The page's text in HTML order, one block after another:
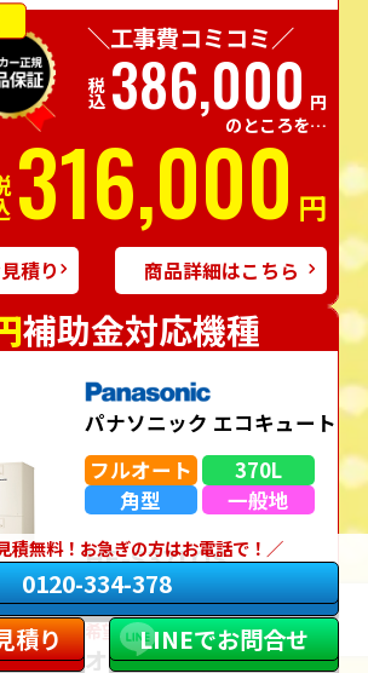
＼工事費コミコミ／
税込 386,000 円
のところを…
316,000 円
積り 商品詳細はこちら
補助金対応機種
パナソニック エコキュート
フルオート
370L
角型
一般地
HE-S37LQS
（リモコン・脚部カバー込み）
希望⼩売価格＋通常⼯事価格
オープン価格
積無料！お急ぎの方はお電話で！
0120-334-378
積り
LINEでお問合せ